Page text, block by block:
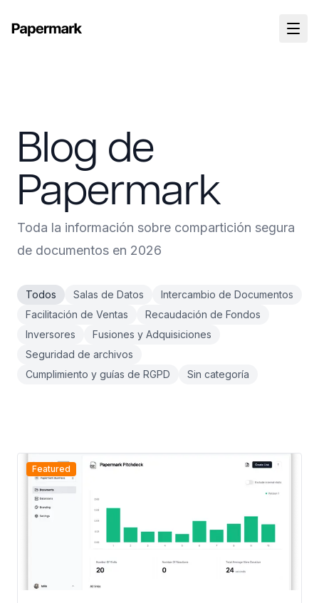
Blog de
Papermark
Toda la información sobre compartición segura
de documentos en 2026
Todos Salas de Datos
Intercambio de Documentos
Facilitación de Ventas
Recaudación de Fondos
Inversores
Fusiones y Adquisiciones
Seguridad de archivos
Cumplimiento y guías de RGPD
Sin categoría
Featured